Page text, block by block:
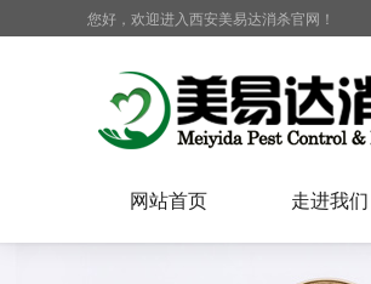
您好，欢迎进入西安美易达消杀官网！
网站首页 走进我们